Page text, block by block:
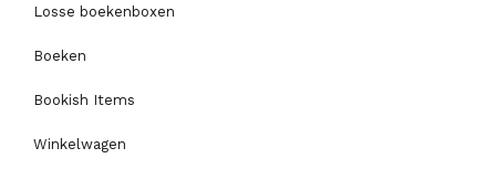
Losse boekenboxen
Boeken
Bookish Items
Winkelwagen